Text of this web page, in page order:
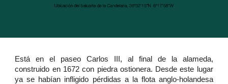
Está en el paseo Carlos III, al final de la alameda,
construido en 1672 con piedra ostionera. Desde este lugar
ya se habían infligido pérdidas a la flota anglo-holandesa